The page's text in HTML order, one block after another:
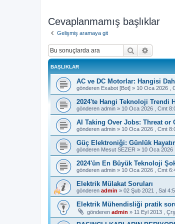
Cevaplanmamış başlıklar
Gelişmiş aramaya git
Ara
BAŞLIKLAR
AC ve DC Motorlar: Hangisi
gönderen Exabot [Bot] » 10 Oca 2026 ,
2024'te Hangi Teknoloji Trendi
gönderen admin » 10 Oca 2026 , Cmt
AI Taking Over Jobs: Threat or
gönderen admin » 10 Oca 2026 , Cmt
Güç Elektroniği: Günlük
gönderen Mesut SEZER » 10 Oca 2026
2024'ün En Büyük Teknoloji
gönderen admin » 10 Oca 2026 , Cmt
Elektrik Mülakat Soruları
gönderen admin » 02 Şub 2021 , Sal
Elektrik Mühendisliği pratik
gönderen admin » 11 Eyl 2013 ,